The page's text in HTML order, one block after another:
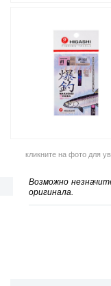
кликните на фото для
Возможно
оригинала.